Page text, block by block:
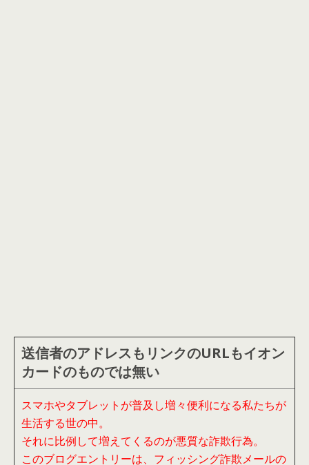
送信者のアドレスもリンクのURLもイオン
カードのものでは無い
スマホやタブレットが普及し増々便利になる私たちが
生活する世の中。
それに比例して増えてくるのが悪質な詐欺行為。
このブログエントリーは、フィッシング詐欺メールの